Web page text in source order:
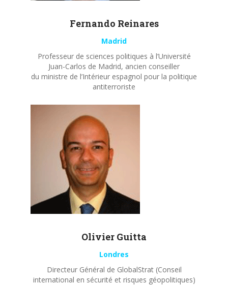
Fernando Reinares
Madrid
Professeur de sciences politiques à l’Université
Juan-Carlos de Madrid, ancien conseiller
du ministre de l’Intérieur espagnol pour la politique
antiterroriste
Olivier Guitta
Londres
Directeur Général de GlobalStrat (Conseil
international en sécurité et risques géopolitiques)